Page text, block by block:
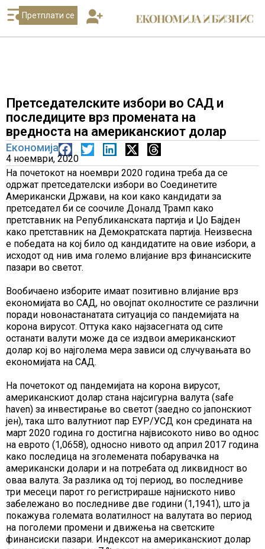
Претплати се
Претседателските избори во САД и
последиците врз промената на
вредноста на американскиот долар
Економија
4 ноември, 2020
На почетокот на ноември 2020 година треба да се
одржат претседателски избори во Соединетите
Американски Држави, на кои како кандидати за
претседател би се соочиле Доналд Трамп како
претставник на Републиканската партија и Џо Бајден
како претставник на Демократската партија. Неизвесна
е победата на кој било од кандидатите на овие избори, а
исходот од нив има големо влијание врз финансиските
пазари во светот.
Вообичаено изборите имаат позитивно влијание врз
економијата во САД, но овојпат околностите се различни
поради новонастанатата ситуација со пандемијата на
корона вирусот. Оттука како најзасегнатa од сите
останати валути може да се издвои американскиот
долар кој во најголема мера зависи од случувањата во
економијата на САД.
На почетокот од пандемијата на корона вирусот,
американскиот долар стана најсигурна валута (safe
haven) за инвестирање во светот (заедно со јапонскиот
јен), така што валутниот пар ЕУР/УСД кон средината на
март 2020 година го достигна највисокото ниво во однос
на еврото (1,0658), односно нивото од април 2017 година
како последица на зголемената побарувачка на
американски долари и на потребата од ликвидност во
оваа валута. За разлика од тој период, во последниве
три месеци парот го регистрираше најниското ниво
забележано во последниве две години (1,1941), што ја
покажува големата волатилност на валутата во период
на поголеми промени и движења на светските
финансиски пазари. Индексот на американскиот долар